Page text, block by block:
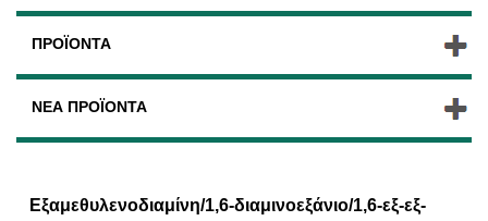
ΠΡΟΪΌΝΤΑ
ΝΈΑ ΠΡΟΪΌΝΤΑ
Εξαμεθυλενοδιαμίνη/1,6-διαμινοεξάνιο/1,6-εξ-εξ-